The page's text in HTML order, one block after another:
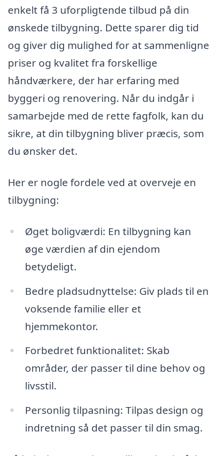
enkelt få 3 uforpligtende tilbud på din
ønskede tilbygning. Dette sparer dig tid
og giver dig mulighed for at sammenligne
priser og kvalitet fra forskellige
håndværkere, der har erfaring med
byggeri og renovering. Når du indgår i
samarbejde med de rette fagfolk, kan du
sikre, at din tilbygning bliver præcis, som
du ønsker det.
Her er nogle fordele ved at overveje en
tilbygning:
Øget boligværdi: En tilbygning kan
øge værdien af din ejendom
betydeligt.
Bedre pladsudnyttelse: Giv plads til en
voksende familie eller et
hjemmekontor.
Forbedret funktionalitet: Skab
områder, der passer til dine behov og
livsstil.
Personlig tilpasning: Tilpas design og
indretning så det passer til din smag.